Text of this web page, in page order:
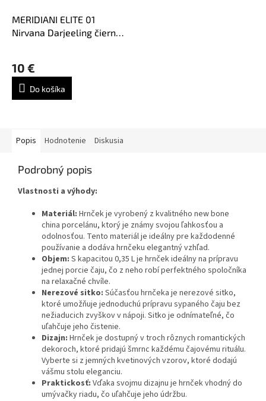
MERIDIANI ELITE 01
Nirvana Darjeeling čierny
hodnotenie
produktu
5,0
10 €
Do košíka
Popis Hodnotenie Diskusia
Podrobný popis
Vlastnosti a výhody:
Materiál: Hrnček je vyrobený z kvalitného new bone
china porcelánu, ktorý je známy svojou ľahkosťou a
odolnosťou. Tento materiál je ideálny pre každodenné
používanie a dodáva hrnčeku elegantný vzhľad.
Objem: S kapacitou 0,35 L je hrnček ideálny na prípravu
jednej porcie čaju, čo z neho robí perfektného spoločníka
na relaxačné chvíle.
Nerezové sitko: Súčasťou hrnčeka je nerezové sitko,
ktoré umožňuje jednoduchú prípravu sypaného čaju bez
nežiaducich zvyškov v nápoji. Sitko je odnímateľné, čo
uľahčuje jeho čistenie.
Dizajn: Hrnček je dostupný v troch rôznych romantických
dekoroch, ktoré pridajú šmrnc každému čajovému rituálu.
Vyberte si z jemných kvetinových vzorov, ktoré dodajú
vášmu stolu eleganciu.
Praktickosť: Vďaka svojmu dizajnu je hrnček vhodný do
umývačky riadu, čo uľahčuje jeho údržbu.